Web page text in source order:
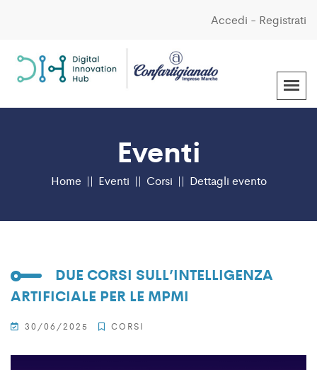
Accedi - Registrati
Eventi
Home Eventi Corsi Dettagli evento
DUE CORSI SULL’INTELLIGENZA
ARTIFICIALE PER LE MPMI
30/06/2025 CORSI